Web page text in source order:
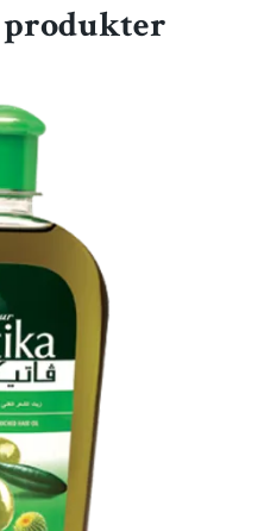
produkter